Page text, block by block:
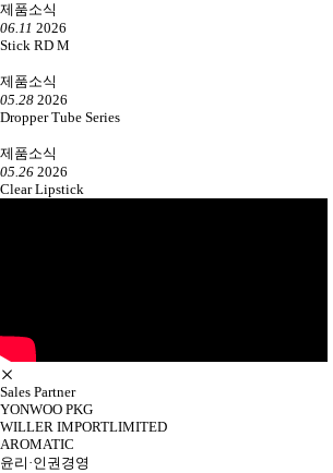
제품소식
06.11 2026
Stick RD M
제품소식
05.28 2026
Dropper Tube Series
제품소식
05.26 2026
Clear Lipstick
Sales Partner
YONWOO PKG
WILLER IMPORTLIMITED
AROMATIC
윤리·인권경영